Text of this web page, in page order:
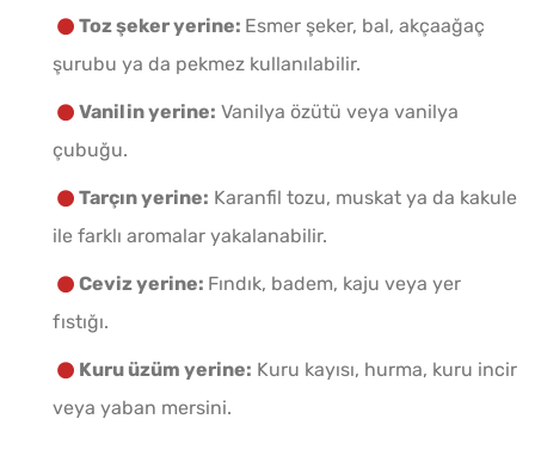
Toz şeker yerine: Esmer şeker, bal, akçaağaç
şurubu ya da pekmez kullanılabilir.
Vanilin yerine: Vanilya özütü veya vanilya
çubuğu.
Tarçın yerine: Karanfil tozu, muskat ya da kakule
ile farklı aromalar yakalanabilir.
Ceviz yerine: Fındık, badem, kaju veya yer
fıstığı.
Kuru üzüm yerine: Kuru kayısı, hurma, kuru incir
veya yaban mersini.